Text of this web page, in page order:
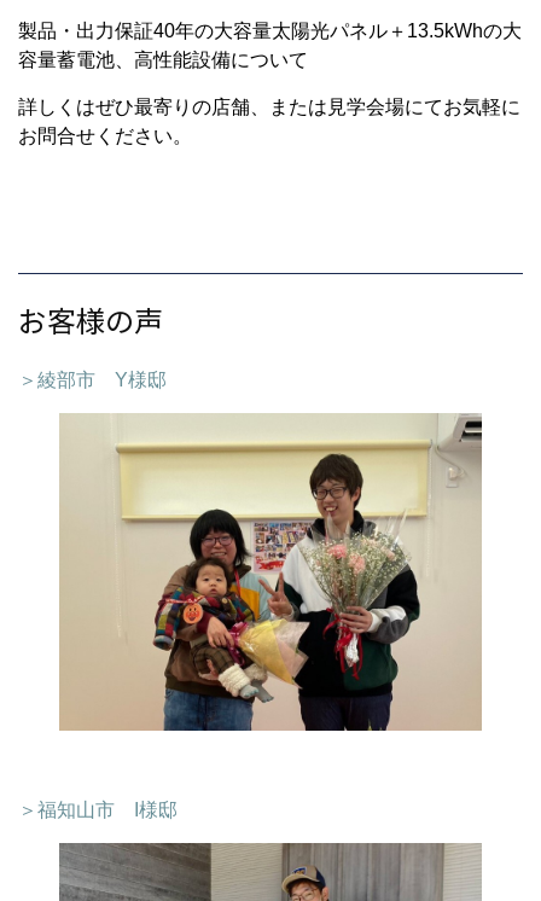
製品・出力保証40年の大容量太陽光パネル＋13.5kWhの大
容量蓄電池、高性能設備について
詳しくはぜひ最寄りの店舗、または見学会場にてお気軽に
お問合せください。
お客様の声
＞綾部市 Y様邸
＞福知山市 I様邸